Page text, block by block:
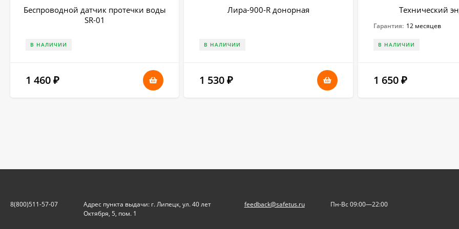
Беспроводной датчик протечки воды
SR-01
В НАЛИЧИИ
1 460 ₽
Лира-900-R донорная
В НАЛИЧИИ
1 530₽
Технический
Гарантия: 12 месяцев
В НАЛИЧИИ
1 650 ₽
8(800)511-57-07
Адрес пункта выдачи: г. Липецк, ул. 40 лет
Октября, 5, пом. 1
feedback@safetus.ru Пн-Вс 09:00—22:00